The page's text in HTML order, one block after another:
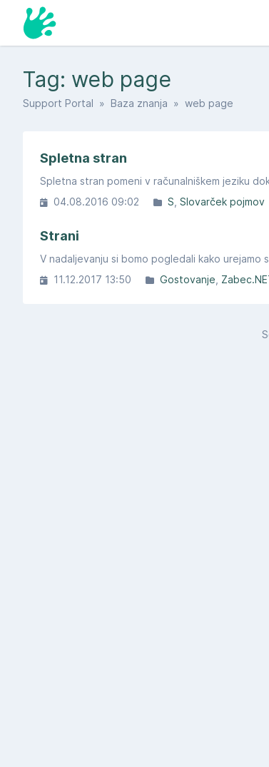
Tag: web page
Support Portal » Baza znanja » web page
Spletna stran
Spletna stran pomeni v računalniškem jeziku
04.08.2016 09:02
S Slovarček pojmov
Strani
V nadaljevanju si bomo pogledali kako
11.12.2017 13:50
Gostovanje